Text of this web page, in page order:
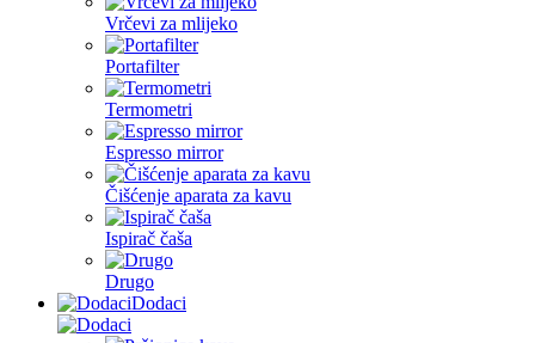
Vrčevi za mlijeko
Portafilter
Termometri
Espresso mirror
Čišćenje aparata za kavu
Ispirač čaša
Drugo
Dodaci